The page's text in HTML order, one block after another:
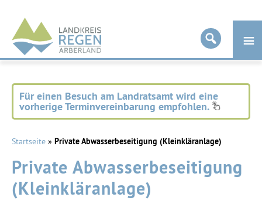
Landkreis
Regen
Für einen Besuch am Landratsamt wird eine
vorherige Terminvereinbarung empfohlen.
Startseite » Private Abwasserbeseitigung (Kleinkläranlage)
Private Abwasserbeseitigung
(Kleinkläranlage)